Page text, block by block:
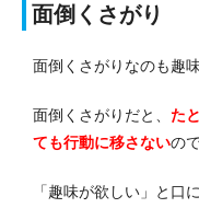
面倒くさがり
面倒くさがりなのも趣
面倒くさがりだと、 た
ても行動に移さないの
「趣味が欲しい」と口